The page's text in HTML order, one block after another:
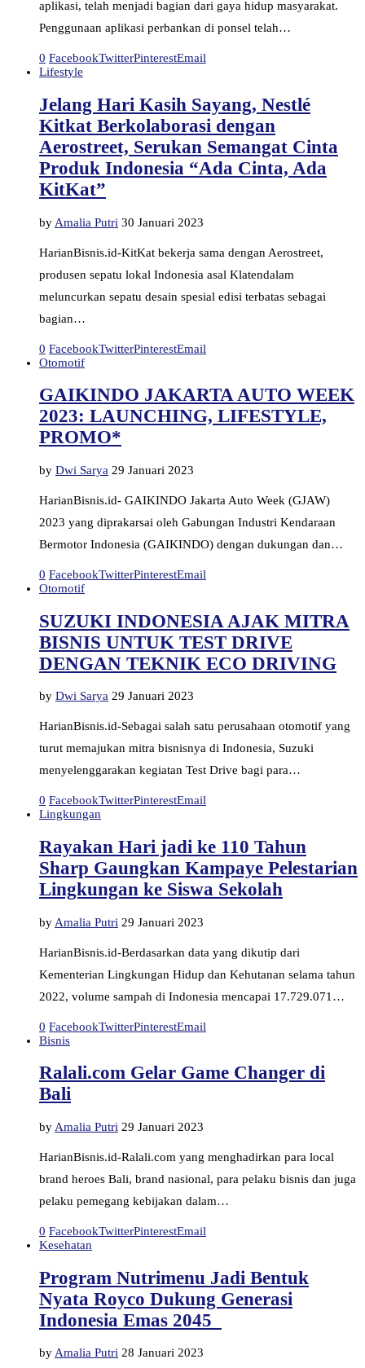
aplikasi, telah menjadi bagian dari gaya hidup masyarakat.
Penggunaan aplikasi perbankan di ponsel telah…
0 FacebookTwitterPinterestEmail
Lifestyle
Jelang Hari Kasih Sayang, Nestlé
Kitkat Berkolaborasi dengan
Aerostreet, Serukan Semangat Cinta
Produk Indonesia “Ada Cinta, Ada
KitKat”
by Amalia Putri 30 Januari 2023
HarianBisnis.id-KitKat bekerja sama dengan Aerostreet,
produsen sepatu lokal Indonesia asal Klatendalam
meluncurkan sepatu desain spesial edisi terbatas sebagai
bagian…
0 FacebookTwitterPinterestEmail
Otomotif
GAIKINDO JAKARTA AUTO WEEK
2023: LAUNCHING, LIFESTYLE,
PROMO*
by Dwi Sarya 29 Januari 2023
HarianBisnis.id- GAIKINDO Jakarta Auto Week (GJAW)
2023 yang diprakarsai oleh Gabungan Industri Kendaraan
Bermotor Indonesia (GAIKINDO) dengan dukungan dan…
0 FacebookTwitterPinterestEmail
Otomotif
SUZUKI INDONESIA AJAK MITRA
BISNIS UNTUK TEST DRIVE
DENGAN TEKNIK ECO DRIVING
by Dwi Sarya 29 Januari 2023
HarianBisnis.id-Sebagai salah satu perusahaan otomotif yang
turut memajukan mitra bisnisnya di Indonesia, Suzuki
menyelenggarakan kegiatan Test Drive bagi para…
0 FacebookTwitterPinterestEmail
Lingkungan
Rayakan Hari jadi ke 110 Tahun
Sharp Gaungkan Kampaye Pelestarian
Lingkungan ke Siswa Sekolah
by Amalia Putri 29 Januari 2023
HarianBisnis.id-Berdasarkan data yang dikutip dari
Kementerian Lingkungan Hidup dan Kehutanan selama tahun
2022, volume sampah di Indonesia mencapai 17.729.071…
0 FacebookTwitterPinterestEmail
Bisnis
Ralali.com Gelar Game Changer di
Bali
by Amalia Putri 29 Januari 2023
HarianBisnis.id-Ralali.com yang menghadirkan para local
brand heroes Bali, brand nasional, para pelaku bisnis dan juga
pelaku pemegang kebijakan dalam…
0 FacebookTwitterPinterestEmail
Kesehatan
Program Nutrimenu Jadi Bentuk
Nyata Royco Dukung Generasi
Indonesia Emas 2045
byAmalia Putri 28 Januari 2023